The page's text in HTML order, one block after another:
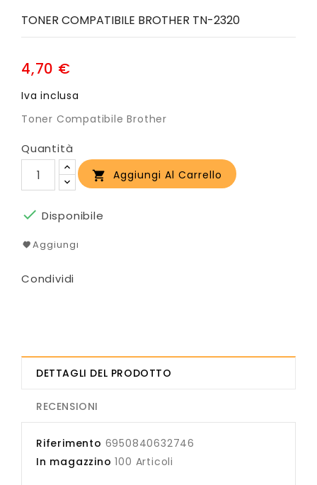
TONER COMPATIBILE BROTHER TN-2320
4,70 €
Iva inclusa
Toner Compatibile Brother
Quantità
 Aggiungi Al Carrello
 Disponibile
Aggiungi
Condividi
DETTAGLI DEL PRODOTTO
RECENSIONI
Riferimento 6950840632746
In magazzino 100 Articoli